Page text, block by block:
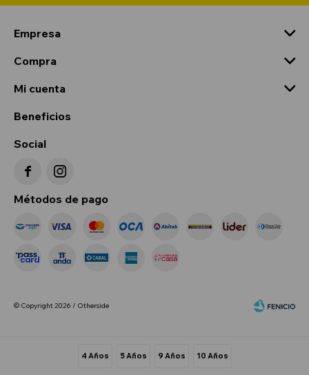
4 Años 5 Años 9 Años 10 Años
Empresa
Compra
Mi cuenta
Beneficios
Social
 
Métodos de pago
© Copyright 2026 / Otherside